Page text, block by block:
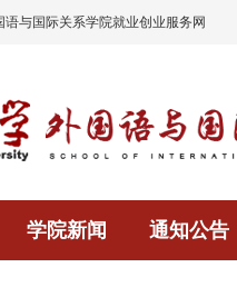
与国际关系学院就业创业服务网
学院新闻 通知公告